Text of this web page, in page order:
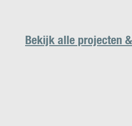
Bekijk alle projecten